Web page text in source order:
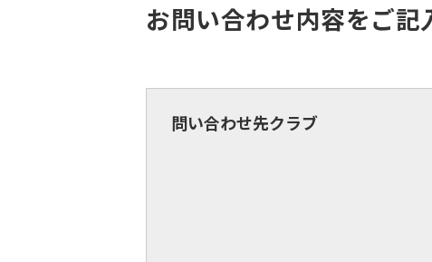
お問い合わせ内容をご記
問い合わせ先クラブ